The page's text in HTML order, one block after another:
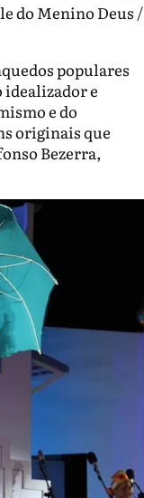
do Menino Deus /
populares
idealizador e
e do
originais que
Bezerra,